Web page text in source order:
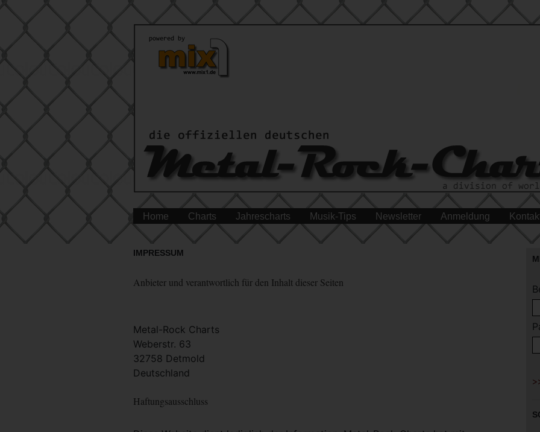
Home Charts Jahrescharts Musik-Tips Newsletter Anmeldung
IMPRESSUM
Anbieter und verantwortlich für den Inhalt dieser Seiten
Metal-Rock Charts
Weberstr. 63
32758 Detmold
Deutschland
Haftungsausschluss